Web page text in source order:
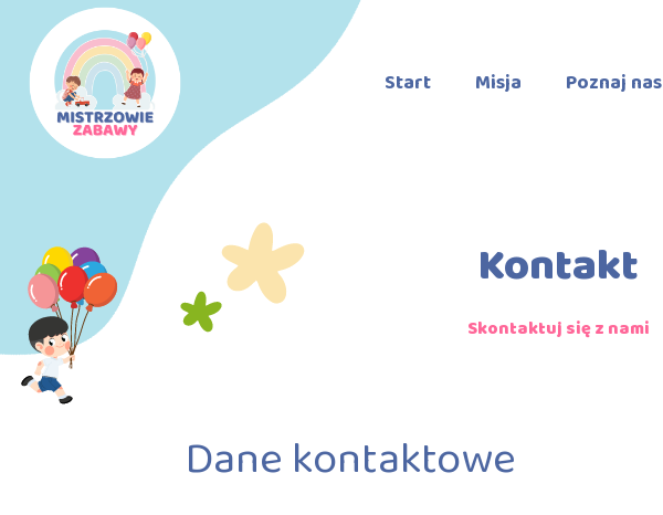
Start Misja Poznaj nas
Kontakt
Skontaktuj się z nami
Dane kontaktowe